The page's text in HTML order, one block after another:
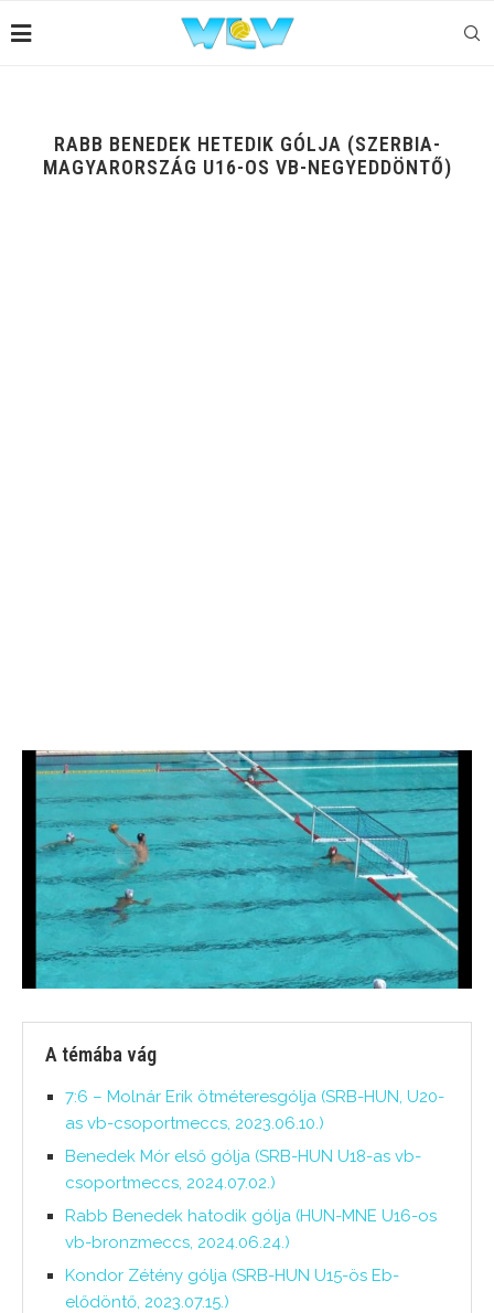
RABB BENEDEK HETEDIK GÓLJA (SZERBIA-
MAGYARORSZÁG U16-OS VB-NEGYEDDÖNTŐ)
A témába vág
7:6 – Molnár Erik ötméteresgólja (SRB-HUN, U20-
as vb-csoportmeccs, 2023.06.10.)
Benedek Mór első gólja (SRB-HUN U18-as vb-
csoportmeccs, 2024.07.02.)
Rabb Benedek hatodik gólja (HUN-MNE U16-os
vb-bronzmeccs, 2024.06.24.)
Kondor Zétény gólja (SRB-HUN U15-ös Eb-
elődöntő, 2023.07.15.)